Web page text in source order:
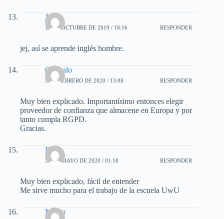
Jaime
10 DE OCTUBRE DE 2019 / 18:16 RESPONDER
jej, así se aprende inglés hombre.
Gonzalo
5 DE FEBRERO DE 2020 / 13:08 RESPONDER
Muy bien explicado. Importantísimo entonces elegir
proveedor de confianza que almacene en Europa y por
tanto cumpla RGPD.
Gracias.
Rini
31 DE MAYO DE 2020 / 01:10 RESPONDER
Muy bien explicado, fácil de entender
Me sirve mucho para el trabajo de la escuela UwU
Memo